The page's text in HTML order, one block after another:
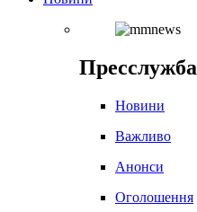
Пресслужба
Новини
Важливо
Анонси
Оголошення